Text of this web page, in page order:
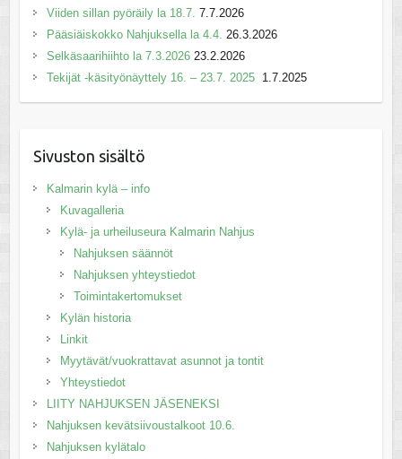
Viiden sillan pyöräily la 18.7. 7.7.2026
Pääsiäiskokko Nahjuksella la 4.4. 26.3.2026
Selkäsaarihiihto la 7.3.2026 23.2.2026
Tekijät -käsityönäyttely 16. – 23.7. 2025 1.7.2025
Sivuston sisältö
Kalmarin kylä – info
Kuvagalleria
Kylä- ja urheiluseura Kalmarin Nahjus
Nahjuksen säännöt
Nahjuksen yhteystiedot
Toimintakertomukset
Kylän historia
Linkit
Myytävät/vuokrattavat asunnot ja tontit
Yhteystiedot
LIITY NAHJUKSEN JÄSENEKSI
Nahjuksen kevätsiivoustalkoot 10.6.
Nahjuksen kylätalo